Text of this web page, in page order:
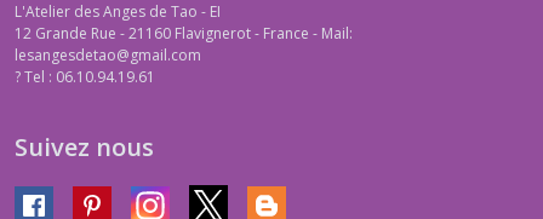
L'Atelier des Anges de Tao - EI
12 Grande Rue - 21160 Flavignerot - France - Mail:
lesangesdetao@gmail.com
?Tel : 06.10.94.19.61
Suivez nous